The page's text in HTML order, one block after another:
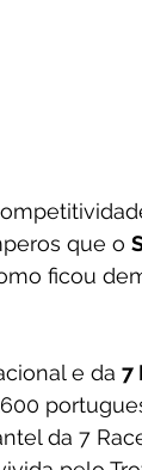
que o
ficou
e da 7
da 7